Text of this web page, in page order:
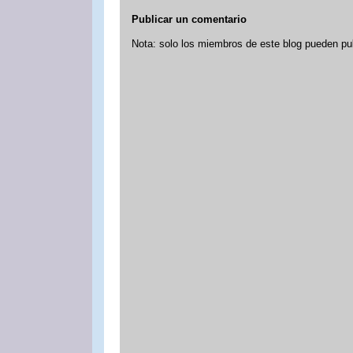
Publicar un comentario
Nota: solo los miembros de este blog pueden